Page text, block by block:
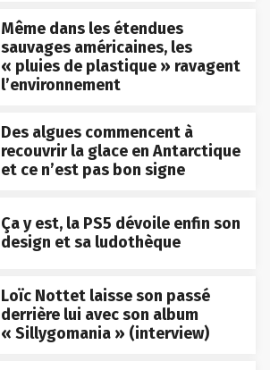
Même dans les étendues
sauvages américaines, les
« pluies de plastique » ravagent
l’environnement
Des algues commencent à
recouvrir la glace en Antarctique
et ce n’est pas bon signe
Ça y est, la PS5 dévoile enfin son
design et sa ludothèque
Loïc Nottet laisse son passé
derrière lui avec son album
« Sillygomania » (interview)